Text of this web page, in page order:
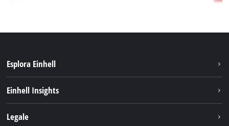
Esplora Einhell
Chi siamo
Einhell Insights
Legale